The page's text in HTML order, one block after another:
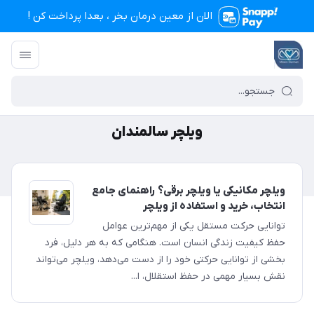
الان از معین درمان بخر ، بعدا پرداخت کن !
تجهیزات پزشکی معین درمان
ویلچر سالمندان
ویلچر مکانیکی یا ویلچر برقی؟ راهنمای جامع
انتخاب، خرید و استفاده از ویلچر
توانایی حرکت مستقل یکی از مهم‌ترین عوامل
حفظ کیفیت زندگی انسان است. هنگامی که به هر دلیل، فرد
بخشی از توانایی حرکتی خود را از دست می‌دهد، ویلچر می‌تواند
نقش بسیار مهمی در حفظ استقلال، ا...